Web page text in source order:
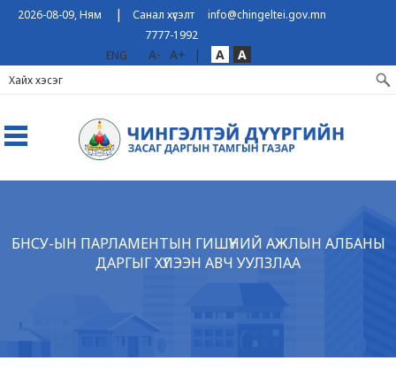
2026-08-09, Ням | Санал хүсэлт
info@chingeltei.gov.mn
7777-1992
ENG
A- A+ | A A
БНСУ-ЫН ПАРЛАМЕНТЫН ГИШҮҮНИЙ АЖЛЫН АЛБАНЫ
ДАРГЫГ ХҮЛЭЭН АВЧ УУЛЗЛАА